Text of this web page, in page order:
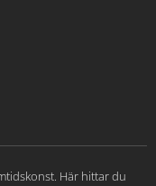
Här hittar du